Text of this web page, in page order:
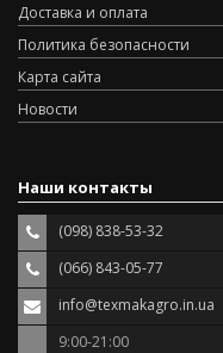
Доставка и оплата
Политика безопасности
Карта сайта
Новости
Наши контакты
(098) 838-53-32
(066) 843-05-77
info@texmakagro.in.ua
9:00-21:00